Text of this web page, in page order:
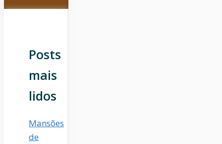
Posts
mais
lidos
Mansões
de